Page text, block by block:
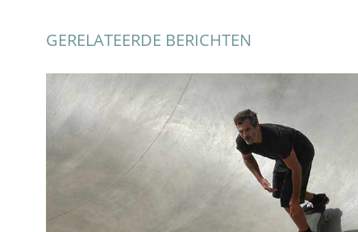
GERELATEERDE BERICHTEN